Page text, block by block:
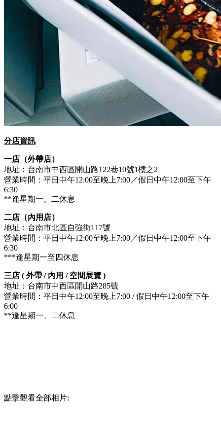
分店資訊
一店（外帶店）
地址：台南市中西區開山路122巷10號1樓之2
營業時間：平日中午12:00至晚上7:00／假日中午12:00至下午
6:30
**逢星期一、二休息
二店（內用店）
地址：台南市北區自強街117號
營業時間：平日中午12:00至晚上7:00／假日中午12:00至下午
6:30
***逢星期一至四休息
三店 ( 外帶 / 內用 / 空間展覽 )
地址：台南市中西區開山路285號
營業時間：平日中午12:00至晚上7:00 / 假日中午12:00至下午
6:00
**逢星期一、二休息
點擊觀看全部相片: